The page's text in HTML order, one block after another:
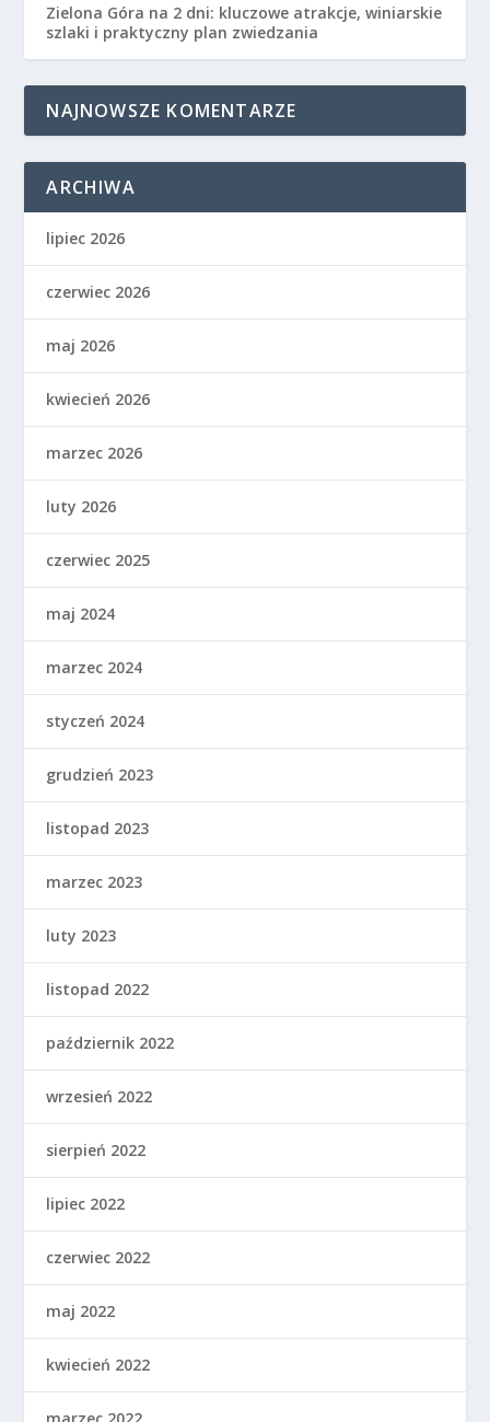
Zielona Góra na 2 dni: kluczowe atrakcje, winiarskie
szlaki i praktyczny plan zwiedzania
NAJNOWSZE KOMENTARZE
ARCHIWA
lipiec 2026
czerwiec 2026
maj 2026
kwiecień 2026
marzec 2026
luty 2026
czerwiec 2025
maj 2024
marzec 2024
styczeń 2024
grudzień 2023
listopad 2023
marzec 2023
luty 2023
listopad 2022
październik 2022
wrzesień 2022
sierpień 2022
lipiec 2022
czerwiec 2022
maj 2022
kwiecień 2022
marzec 2022